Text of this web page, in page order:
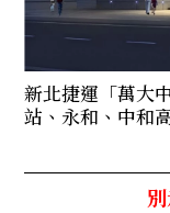
新北捷運「萬大
站、永和、中和